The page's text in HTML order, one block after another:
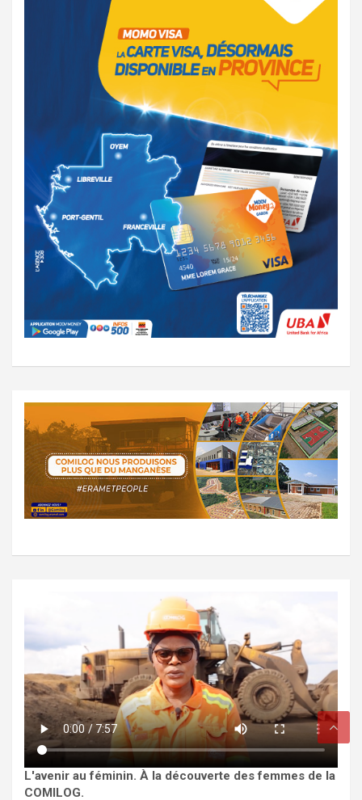
L'avenir au féminin. À la découverte des femmes de la
COMILOG.